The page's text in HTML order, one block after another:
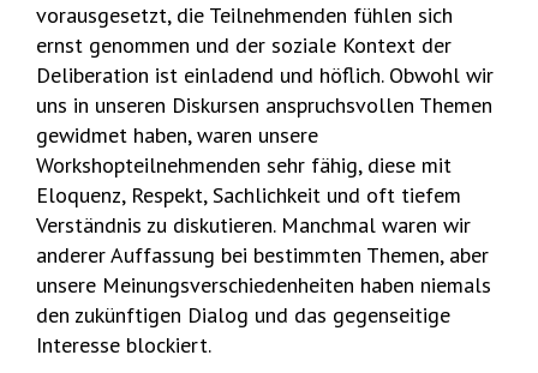
vorausgesetzt, die Teilnehmenden fühlen sich
ernst genommen und der soziale Kontext der
Deliberation ist einladend und höflich. Obwohl wir
uns in unseren Diskursen anspruchsvollen Themen
gewidmet haben, waren unsere
Workshopteilnehmenden sehr fähig, diese mit
Eloquenz, Respekt, Sachlichkeit und oft tiefem
Verständnis zu diskutieren. Manchmal waren wir
anderer Auffassung bei bestimmten Themen, aber
unsere Meinungsverschiedenheiten haben niemals
den zukünftigen Dialog und das gegenseitige
Interesse blockiert.